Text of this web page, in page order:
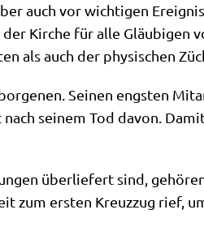
auch vor wich­ti­gen
Kir­che für alle Gläu­bi­gen
als auch der phy­si­schen
Sei­nen eng­sten
sei­nem Tod davon.
über­lie­fert sind,
zum ersten Kreuz­zug rief,